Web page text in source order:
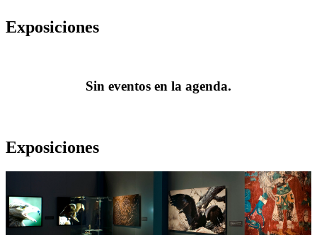
Exposiciones
Sin eventos en la agenda.
Exposiciones